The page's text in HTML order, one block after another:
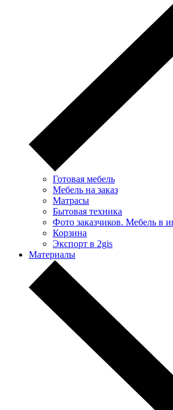
Готовая мебель
Мебель на заказ
Матрасы
Бытовая техника
Фото заказчиков. Мебель в
Корзина
Экспорт в 2gis
Материалы